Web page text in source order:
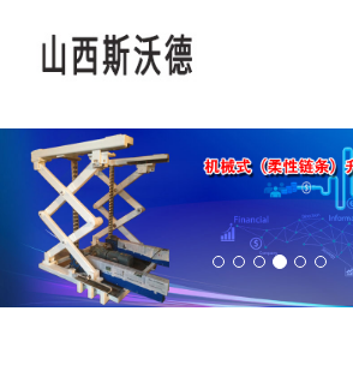
网站首页
公司简介
产品展示